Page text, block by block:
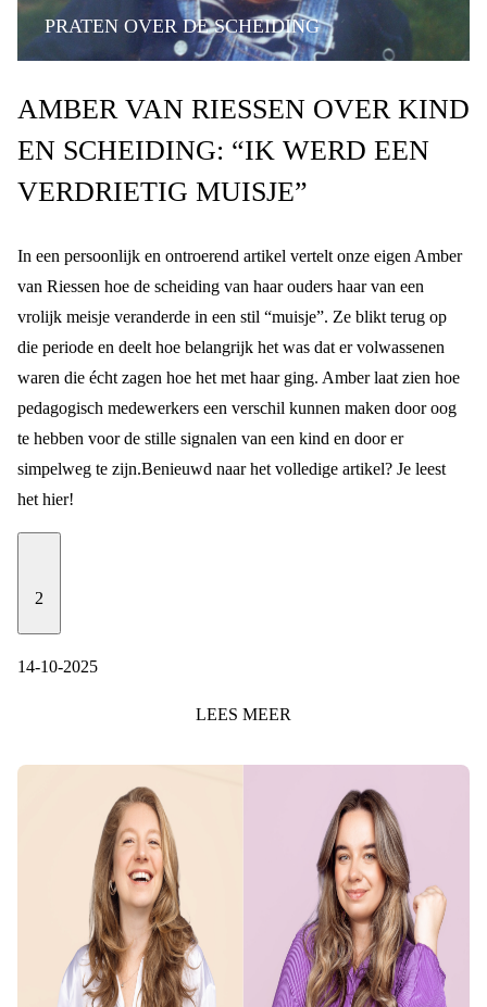
PRATEN OVER DE SCHEIDING
STEUN VOOR KINDEREN
AMBER VAN RIESSEN OVER KIND
EN SCHEIDING: “IK WERD EEN
VERDRIETIG MUISJE”
In een persoonlijk en ontroerend artikel vertelt onze eigen Amber
van Riessen hoe de scheiding van haar ouders haar van een
vrolijk meisje veranderde in een stil “muisje”. Ze blikt terug op
die periode en deelt hoe belangrijk het was dat er volwassenen
waren die écht zagen hoe het met haar ging. Amber laat zien hoe
pedagogisch medewerkers een verschil kunnen maken door oog
te hebben voor de stille signalen van een kind en door er
simpelweg te zijn.Benieuwd naar het volledige artikel? Je leest
het hier!
2
14-10-2025
LEES MEER